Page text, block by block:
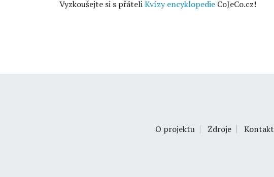
Vyzkoušejte si s přáteliKvízy encyklopedie CoJeCo.cz!
O projektu Zdroje Kontakt